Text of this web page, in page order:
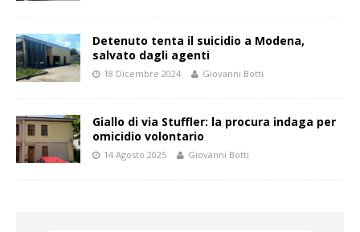
Detenuto tenta il suicidio a Modena,
salvato dagli agenti
18 Dicembre 2024 Giovanni Botti
Giallo di via Stuffler: la procura indaga per
omicidio volontario
14 Agosto 2025 Giovanni Botti